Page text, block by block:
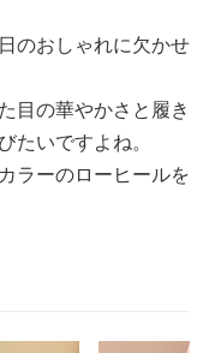
のおしゃれに欠かせ
目の華やかさと履き
たいですよね。
ラーのローヒールを